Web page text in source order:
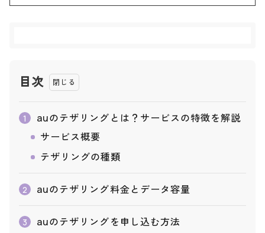
目次
1
auのテザリングとは？サービスの特徴を解説
サービス概要
テザリングの種類
2 auのテザリング料金とデータ容量
3
auのテザリングを申し込む方法